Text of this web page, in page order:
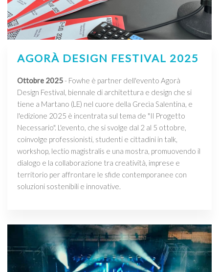
AGORÀ DESIGN FESTIVAL 2025
Ottobre 2025- Fowhe è partner dell'evento Agorà
Design Festival, biennale di architettura e design che si
tiene a Martano (LE) nel cuore della Grecìa Salentina, e
l'edizione 2025 è incentrata sul tema de "Il Progetto
Necessario". L'evento, che si svolge dal 2 al 5 ottobre,
coinvolge professionisti, studenti e cittadini in talk,
workshop, lectio magistralis e una mostra, promuovendo il
dialogo e la collaborazione tra creatività, imprese e
territorio per affrontare le sfide contemporanee con
soluzioni sostenibili e innovative.